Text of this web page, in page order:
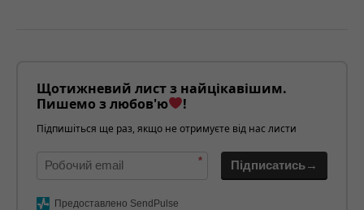
Щотижневий лист з найцікавішим.
Пишемо з любов'ю
!
Підпишіться ще раз, якщо не отримуєте від нас листи
* Підписатись→
Предоставлено SendPulse